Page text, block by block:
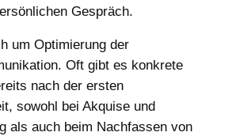
Gespräch.
um Optimierung der
Oft gibt es konkrete
nach der ersten
sowohl bei Akquise und
als auch beim Nachfassen von